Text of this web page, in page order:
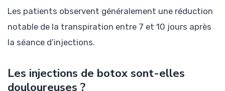
Les patients observent généralement une réduction
notable de la transpiration entre 7 et 10 jours après
la séance d’injections.
Les injections de botox sont-elles
douloureuses ?